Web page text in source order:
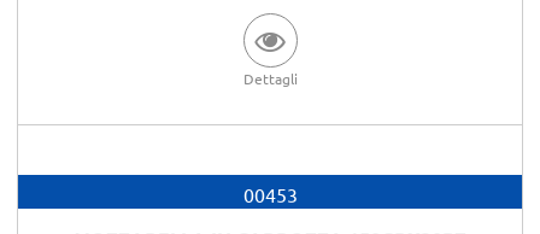
Dettagli
00453